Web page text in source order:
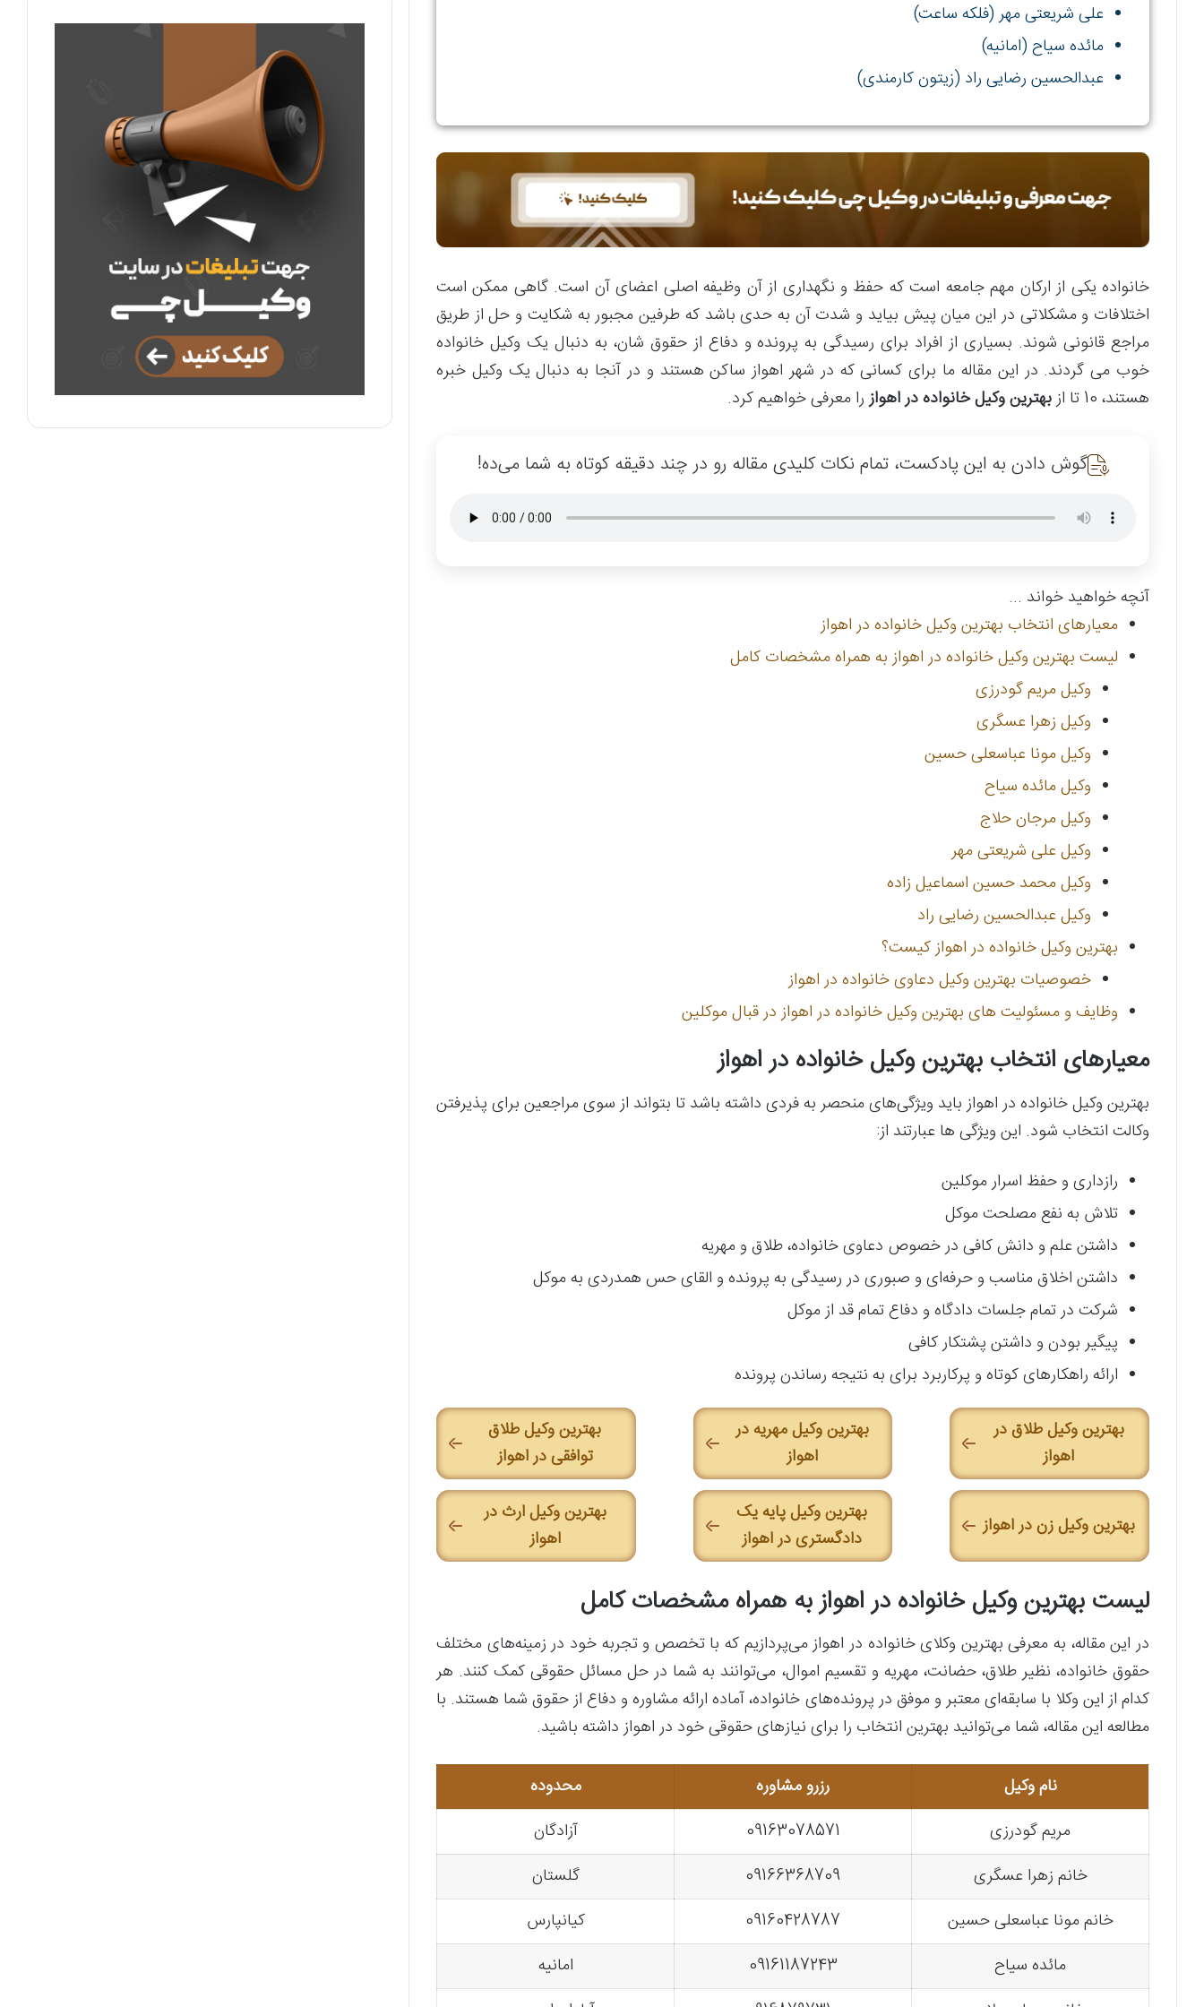
علی شریعتی مهر (فلکه ساعت)
مائده سیاح (امانیه)
عبدالحسین رضایی راد (زیتون کارمندی)
خانواده یکی از ارکان مهم جامعه است که حفظ و نگهداری از آن وظیفه اصلی اعضای آن است. گاهی ممکن است
اختلافات و مشکلاتی در این میان پیش بیاید و شدت آن به حدی باشد که طرفین مجبور به شکایت و حل از طریق
مراجع قانونی شوند. بسیاری از افراد برای رسیدگی به پرونده و دفاع از حقوق شان، به دنبال یک وکیل خانواده
خوب می گردند. در این مقاله ما برای کسانی که در شهر اهواز ساکن هستند و در آنجا به دنبال یک وکیل خبره
هستند، 10 تا از
بهترین وکیل خانواده در اهوازرا معرفی خواهیم کرد.
گوش دادن به این پادکست، تمام نکات کلیدی مقاله رو در چند دقیقه کوتاه به شما می‌ده!
آنچه خواهید خواند ...
معیارهای انتخاب بهترین وکیل خانواده در اهواز
لیست بهترین وکیل خانواده در اهواز به همراه مشخصات کامل
وکیل مریم گودرزی
وکیل زهرا عسگری
وکیل مونا عباسعلی حسین
وکیل مائده سیاح
وکیل مرجان حلاج
وکیل علی شریعتی مهر
وکیل محمد حسین اسماعیل زاده
وکیل عبدالحسین رضایی راد
بهترین وکیل خانواده در اهواز کیست؟
خصوصیات بهترین وکیل دعاوی خانواده در اهواز
وظایف و مسئولیت های بهترین وکیل خانواده در اهواز در قبال موکلین
معیارهای انتخاب بهترین وکیل خانواده در اهواز
بهترین وکیل خانواده در اهواز باید ویژگی‌های منحصر به فردی داشته باشد تا بتواند از سوی مراجعین برای پذیرفتن
وکالت انتخاب شود. این ویژگی ها عبارتند از:
رازداری و حفظ اسرار موکلین
تلاش به نفع مصلحت موکل
داشتن علم و دانش کافی در خصوص دعاوی خانواده، طلاق و مهریه
داشتن اخلاق مناسب و حرفه‌ای و صبوری در رسیدگی به پرونده و القای حس همدردی به موکل
شرکت در تمام جلسات دادگاه و دفاع تمام قد از موکل
پیگیر بودن و داشتن پشتکار کافی
ارائه راهکارهای کوتاه و پرکاربرد برای به نتیجه رساندن پرونده
بهترین وکیل طلاق در
اهواز
بهترین وکیل مهریه در
اهواز
بهترین وکیل طلاق
توافقی در اهواز
بهترین وکیل زن در اهواز
بهترین وکیل پایه یک
دادگستری در اهواز
بهترین وکیل ارث در
اهواز
لیست بهترین وکیل خانواده در اهواز به همراه مشخصات کامل
در این مقاله، به معرفی بهترین وکلای خانواده در اهواز می‌پردازیم که با تخصص و تجربه خود در زمینه‌های مختلف
حقوق خانواده، نظیر طلاق، حضانت، مهریه و تقسیم اموال، می‌توانند به شما در حل مسائل حقوقی کمک کنند. هر
کدام از این وکلا با سابقه‌ای معتبر و موفق در پرونده‌های خانواده، آماده ارائه مشاوره و دفاع از حقوق شما هستند. با
مطالعه این مقاله، شما می‌توانید بهترین انتخاب را برای نیازهای حقوقی خود در اهواز داشته باشید.
نام وکیل رزرو مشاوره
محدوده
مریم گودرزی
09163078571
آزادگان
خانم زهرا عسگری
09166368709
گلستان
خانم مونا عباسعلی حسین
09160428787
کیانپارس
مائده سیاح
09161187243
امانیه